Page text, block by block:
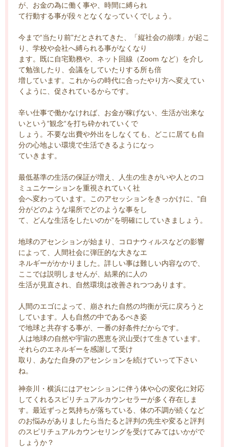
が、お金の為に働く事や、時間に縛られ
て行動する事が段々となくなっていくでしょう。
今まで“当たり前”だとされてきた、「縦社会の崩壊」が起こ
り、学校や会社へ縛られる事がなくなり
ます。既に自宅勤務や、ネット回線（Zoom など）を介し
て勉強したり、会議をしていたりする所も倍
増しています。これからの時代に合ったやり方へ変えてい
くように、促されているからです。
辛い仕事で働かなければ、お金が稼げない、生活が出来な
いという“観念“を打ち砕かれていくで
しょう。不要な出費や外出をしなくても、どこに居ても自
分の心地よい環境で生活できるようになっ
ていきます。
最低基準の生活の保証が増え、人生の生きがいや人とのコ
ミュニケーションを重視されていく社
会へ変わっています。このアセッションをきっかけに、“自
分がどのような場所でどのような事をし
て、どんな生活をしたいのか”を明確にしていきましょう。
地球のアセンションが始まり、コロナウィルスなどの影響
によって、人間社会に弾圧的な大きなエ
ネルギーがかかりました。詳しい事は難しい内容なので、
ここでは説明しませんが、結果的に人の
生活が見直され、自然環境は改善されつつあります。
人間のエゴによって、崩された自然の均衡が元に戻ろうと
しています。人も自然の中であるべき姿
で地球と共存する事が、一番の好条件だからです。
人は地球の自然や宇宙の恩恵を沢山受けて生きています。
それらのエネルギーを感謝して受け
取り、あなた自身のアセンションを続けていって下さい
ね。
神奈川・横浜にはアセンションに伴う体や心の変化に対応
してくれるスピリチュアルカウンセラーが多く存在しま
す。最近ずっと気持ちが落ちている、体の不調が続くなど
のお悩みがありましたら当たると評判の先生や変ると評判
のスピリチュアルカウンセリングを受けてみてはいかがで
しょうか？